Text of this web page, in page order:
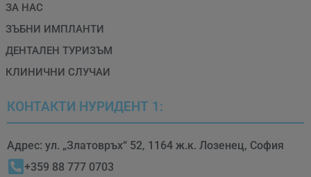
ЗА НАС
ЗЪБНИ ИМПЛАНТИ
ДЕНТАЛЕН ТУРИЗЪМ
КЛИНИЧНИ СЛУЧАИ
КОНТАКТИ НУРИДЕНТ 1:
Aдрес: ул. „Златовръх“ 52, 1164 ж.к. Лозенец, София
+359 88 777 0703